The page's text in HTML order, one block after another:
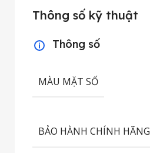
Thông số kỹ thuật
Thông số
MÀU MẶT SỐ
BẢO HÀNH CHÍNH HÃNG